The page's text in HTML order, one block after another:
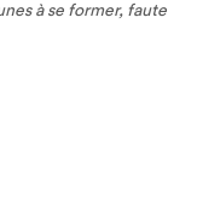
à se former, faute